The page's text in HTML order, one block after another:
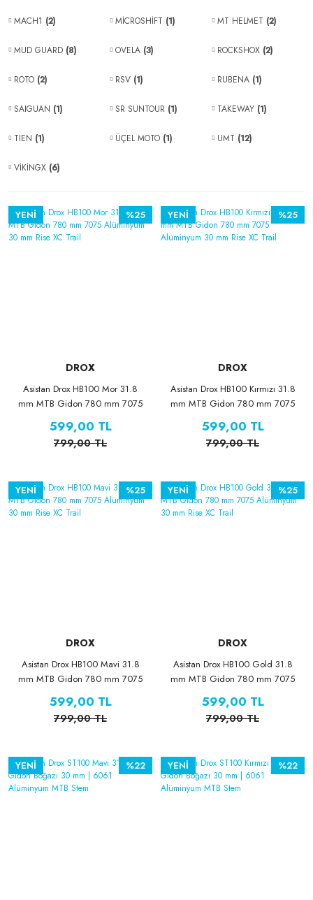
MACH1 (2) MİCROSHİFT (1) MT HELMET (2)
MUD GUARD (8) OVELA (3) ROCKSHOX (2)
ROTO (2) RSV (1) RUBENA (1)
SAIGUAN (1) SR SUNTOUR (1) TAKEWAY (1)
TIEN (1) ÜÇEL MOTO (1) UMT (12)
VİKİNGX (6)
%25
YENİ
DROX
Asistan Drox HB100 Mor 31.8
mm MTB Gidon 780 mm 7075
599,00 TL
799,00 TL
%25
YENİ
DROX
Asistan Drox HB100 Kırmızı 31.8
mm MTB Gidon 780 mm 7075
599,00 TL
799,00 TL
%25
YENİ
DROX
Asistan Drox HB100 Mavi 31.8
mm MTB Gidon 780 mm 7075
599,00 TL
799,00 TL
%25
YENİ
DROX
Asistan Drox HB100 Gold 31.8
mm MTB Gidon 780 mm 7075
599,00 TL
799,00 TL
%22
YENİ %22
YENİ